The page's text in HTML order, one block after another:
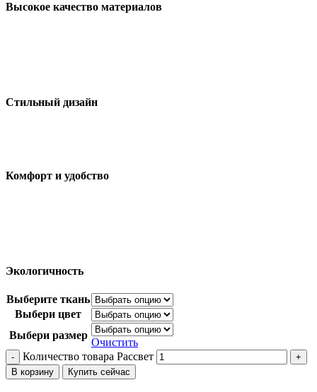
Высокое качество материалов
Стильный дизайн
Комфорт и удобство
Экологичность
Выберите ткань
Выбери цвет
Выбери размер
Очистить
Количество товара Рассвет
В корзину Купить сейчас